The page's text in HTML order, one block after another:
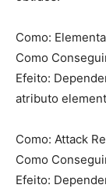
Como:
Como
Efeito:
atributo
Como: Attack
Como
Efeito: